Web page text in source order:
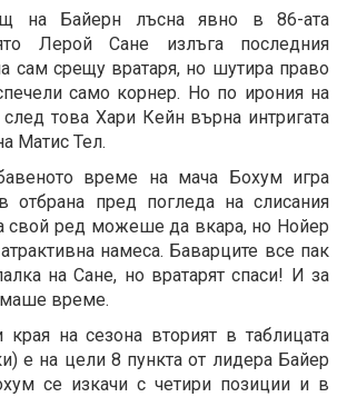
на Байерн лъсна явно в 86-ата
Лерой Сане излъга последния
сам срещу вратаря, но шутира право
само корнер. Но по ирония на
това Хари Кейн върна интригата
Матис Тел.
време на мача Бохум игра
отбрана пред погледа на слисания
свой ред можеше да вкара, но Нойер
намеса. Баварците все пак
на Сане, но вратарят спаси! И за
време.
на сезона вторият в таблицата
е на цели 8 пункта от лидера Байер
се изкачи с четири позиции и в